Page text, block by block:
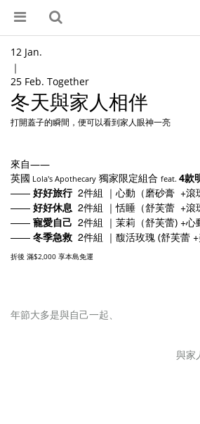
12 Jan.
｜
25 Feb. Together
冬天與家人相伴
打開蓋子的瞬間，便可以看到家人眼神一亮
來自——
英國 Lola's Apothecary 獨家限定組合 feat. 4款
—— 好好旅行 2件組 ｜心動（磨砂膏 +滾
—— 好好休息 2件組 ｜恬睡（舒芙蕾 +滾
—— 寵愛自己 2件組 ｜茉莉（舒芙蕾) +心
—— 冬季急救 2件組 ｜馥活玫瑰 (舒芙蕾 +
折後 滿$2,000 享本島免運
年節大多是與自己一起、
與家